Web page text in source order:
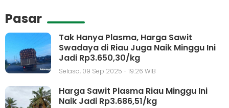
Pasar
Tak Hanya Plasma, Harga Sawit
Swadaya di Riau Juga Naik Minggu Ini
Jadi Rp3.650,30/kg
Selasa, 09 Sep 2025 - 19:26 WIB
Harga Sawit Plasma Riau Minggu Ini
Naik Jadi Rp3.686,51/kg